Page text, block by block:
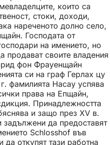
които са
стоки, доходи,
нареченото долно село,
Господата от
на имението, но
продават своите владения
фон Фрауенщайн
си на граф Герлах цу
фамилията Насау успява
права на Епщайн,
Принадлежността
и защо през XV в.
да предоставят
Schlosshof във
откупят тази работна